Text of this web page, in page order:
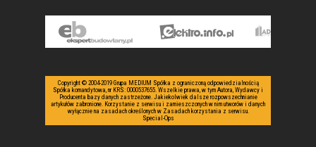
Copyright © 2004-2019 Grupa MEDIUM Spółka z ograniczoną odpowiedzialnością
Spółka komandytowa, nr KRS: 0000537655. Wszelkie prawa, w tym Autora, Wydawcy i
Producenta bazy danych zastrzeżone. Jakiekolwiek dalsze rozpowszechnianie
artykułów zabronione. Korzystanie z serwisu i zamieszczonych w nim utworów i danych
wyłącznie na zasadach określonych w Zasadach korzystania z serwisu.
Special-Ops